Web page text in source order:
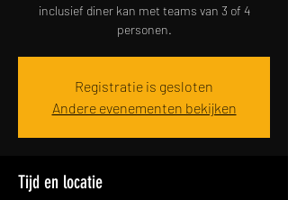
inclusief diner kan met teams van 3 of 4
personen.
Registratie is gesloten
Andere evenementen bekijken
Tijd en locatie